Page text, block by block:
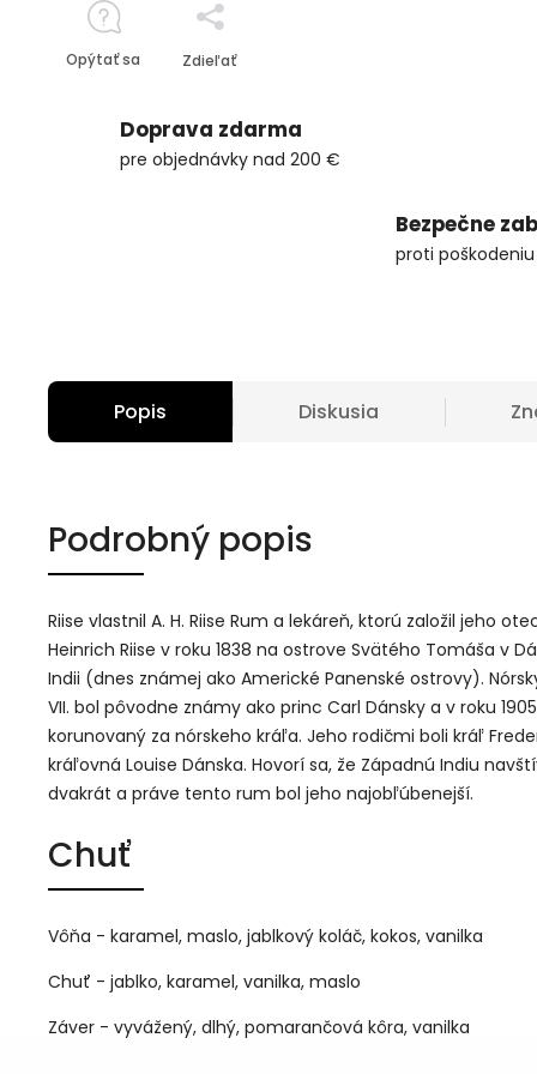
Opýtať sa Zdieľať
Doprava zdarma
pre objednávky nad 200 €
Bezpečne
proti poškodeniu
Popis Diskusia
Podrobný popis
Riise vlastnil A. H. Riise Rum a lekáreň, ktorú založil jeho
Heinrich Riise v roku 1838 na ostrove Svätého Tomáša v
Indii (dnes známej ako Americké Panenské ostrovy).
VII. bol pôvodne známy ako princ Carl Dánsky a v roku
korunovaný za nórskeho kráľa. Jeho rodičmi boli kráľ
kráľovná Louise Dánska. Hovorí sa, že Západnú Indiu
dvakrát a práve tento rum bol jeho najobľúbenejší.
Chuť
Vôňa - karamel, maslo, jablkový koláč, kokos, vanilka
Chuť - jablko, karamel, vanilka, maslo
Záver - vyvážený, dlhý, pomarančová kôra, vanilka